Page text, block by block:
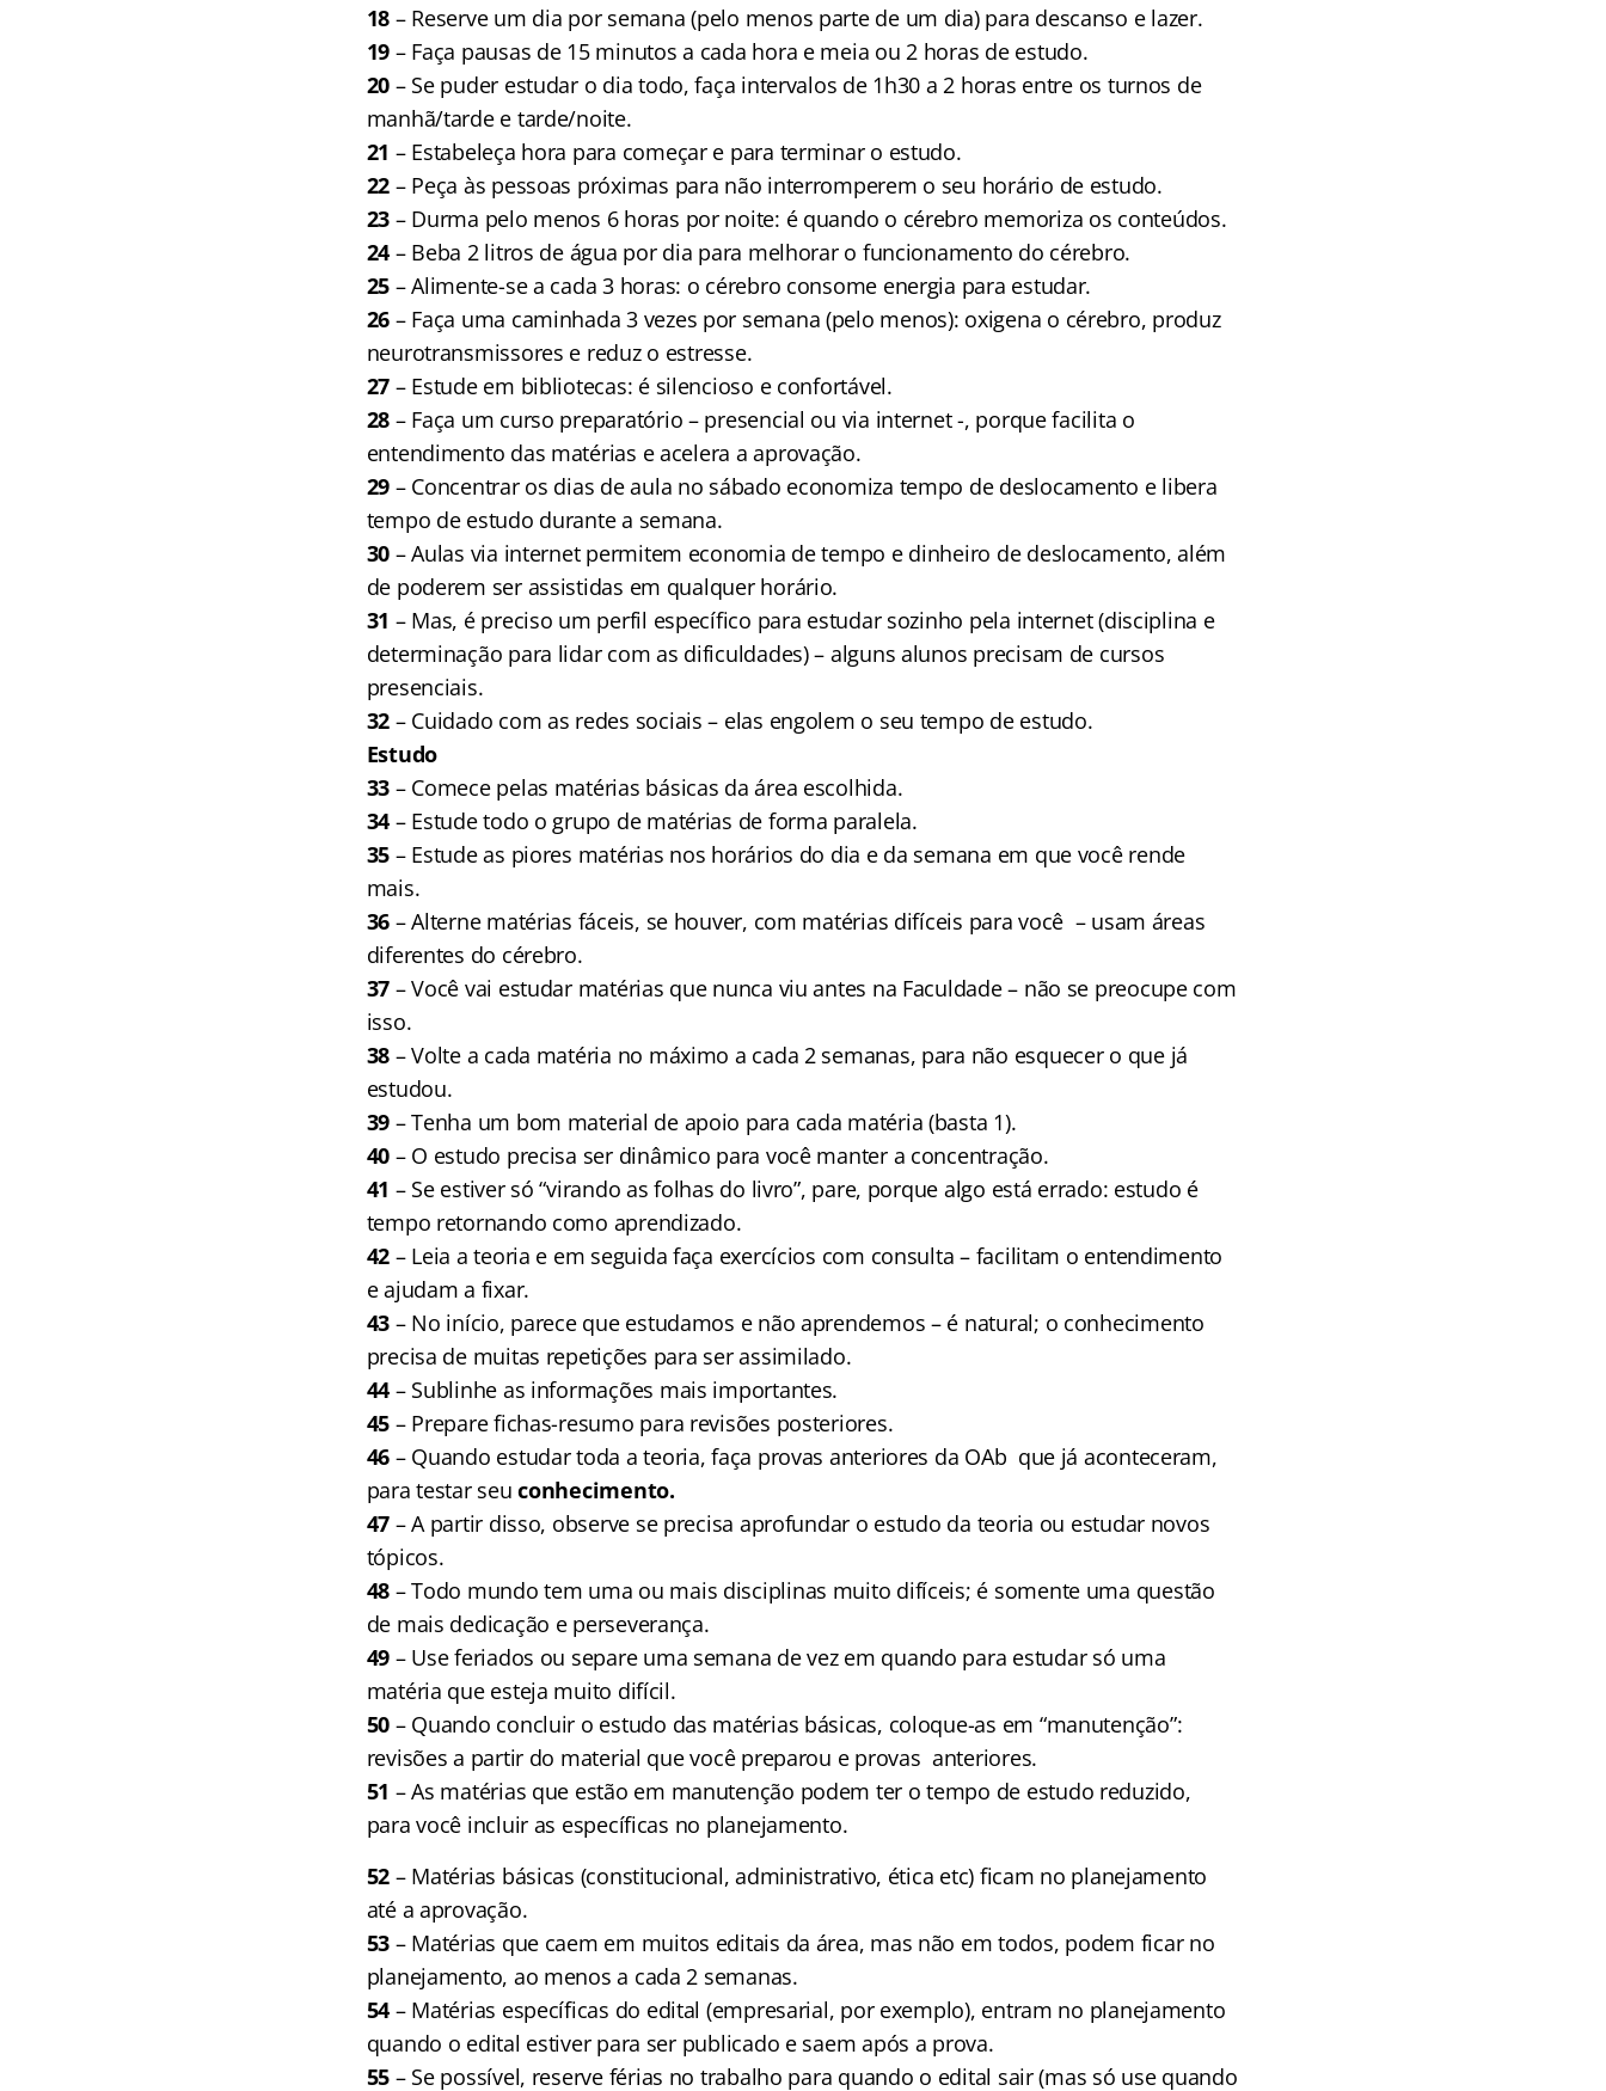
18 – Reserve um dia por semana (pelo menos parte de um dia) para descanso e lazer.
19 – Faça pausas de 15 minutos a cada hora e meia ou 2 horas de estudo.
20 – Se puder estudar o dia todo, faça intervalos de 1h30 a 2 horas entre os turnos de
manhã/tarde e tarde/noite.
21 – Estabeleça hora para começar e para terminar o estudo.
22 – Peça às pessoas próximas para não interromperem o seu horário de estudo.
23 – Durma pelo menos 6 horas por noite: é quando o cérebro memoriza os conteúdos.
24 – Beba 2 litros de água por dia para melhorar o funcionamento do cérebro.
25 – Alimente-se a cada 3 horas: o cérebro consome energia para estudar.
26 – Faça uma caminhada 3 vezes por semana (pelo menos): oxigena o cérebro, produz
neurotransmissores e reduz o estresse.
27 – Estude em bibliotecas: é silencioso e confortável.
28 – Faça um curso preparatório – presencial ou via internet -, porque facilita o
entendimento das matérias e acelera a aprovação.
29 – Concentrar os dias de aula no sábado economiza tempo de deslocamento e libera
tempo de estudo durante a semana.
30 – Aulas via internet permitem economia de tempo e dinheiro de deslocamento, além
de poderem ser assistidas em qualquer horário.
31 – Mas, é preciso um perfil específico para estudar sozinho pela internet (disciplina e
determinação para lidar com as dificuldades) – alguns alunos precisam de cursos
presenciais.
32 – Cuidado com as redes sociais – elas engolem o seu tempo de estudo.
Estudo
33 – Comece pelas matérias básicas da área escolhida.
34 – Estude todo o grupo de matérias de forma paralela.
35 – Estude as piores matérias nos horários do dia e da semana em que você rende
mais.
36 – Alterne matérias fáceis, se houver, com matérias difíceis para você – usam áreas
diferentes do cérebro.
37 – Você vai estudar matérias que nunca viu antes na Faculdade – não se preocupe com
isso.
38 – Volte a cada matéria no máximo a cada 2 semanas, para não esquecer o que já
estudou.
39 – Tenha um bom material de apoio para cada matéria (basta 1).
40 – O estudo precisa ser dinâmico para você manter a concentração.
41 – Se estiver só “virando as folhas do livro”, pare, porque algo está errado: estudo é
tempo retornando como aprendizado.
42 – Leia a teoria e em seguida faça exercícios com consulta – facilitam o entendimento
e ajudam a fixar.
43 – No início, parece que estudamos e não aprendemos – é natural; o conhecimento
precisa de muitas repetições para ser assimilado.
44 – Sublinhe as informações mais importantes.
45 – Prepare fichas-resumo para revisões posteriores.
46 – Quando estudar toda a teoria, faça provas anteriores da OAb que já aconteceram,
para testar seuconhecimento.
47 – A partir disso, observe se precisa aprofundar o estudo da teoria ou estudar novos
tópicos.
48 – Todo mundo tem uma ou mais disciplinas muito difíceis; é somente uma questão
de mais dedicação e perseverança.
49 – Use feriados ou separe uma semana de vez em quando para estudar só uma
matéria que esteja muito difícil.
50 – Quando concluir o estudo das matérias básicas, coloque-as em “manutenção”:
revisões a partir do material que você preparou e provas anteriores.
51 – As matérias que estão em manutenção podem ter o tempo de estudo reduzido,
para você incluir as específicas no planejamento.
52 – Matérias básicas (constitucional, administrativo, ética etc) ficam no planejamento
até a aprovação.
53 – Matérias que caem em muitos editais da área, mas não em todos, podem ficar no
planejamento, ao menos a cada 2 semanas.
54 – Matérias específicas do edital (empresarial, por exemplo), entram no planejamento
quando o edital estiver para ser publicado e saem após a prova.
55 – Se possível, reserve férias no trabalho para quando o edital sair (mas só use quando